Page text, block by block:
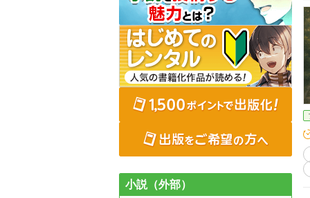
小説（外部）